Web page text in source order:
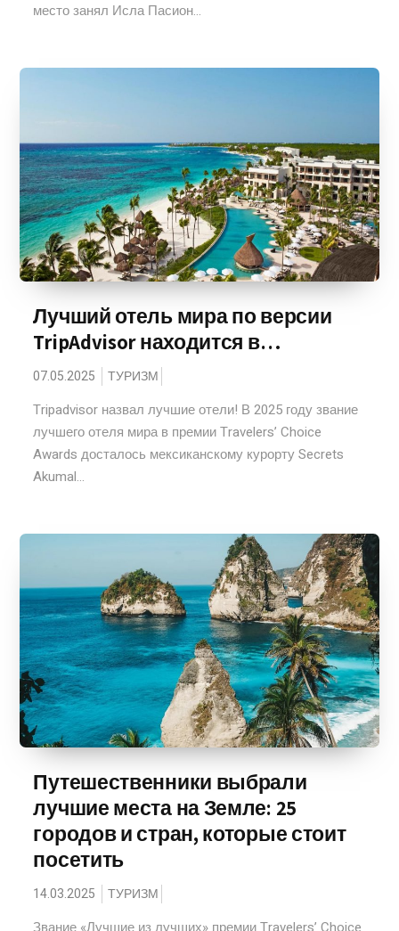
место занял Исла Пасион...
Лучший отель мира по версии
TripAdvisor находится в…
07.05.2025 ТУРИЗМ
Tripadvisor назвал лучшие отели! В 2025 году звание
лучшего отеля мира в премии Travelers’ Choice
Awards досталось мексиканскому курорту Secrets
Akumal...
Путешественники выбрали
лучшие места на Земле: 25
городов и стран, которые стоит
посетить
14.03.2025 ТУРИЗМ